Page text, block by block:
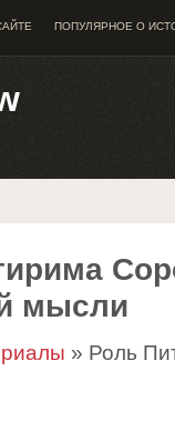
ПОПУЛЯРНОЕ О
мысли
» Роль